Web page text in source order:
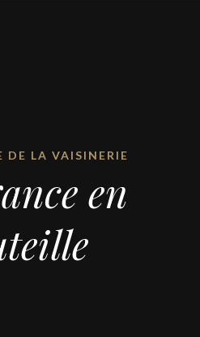
DE LA VAISINERIE
en